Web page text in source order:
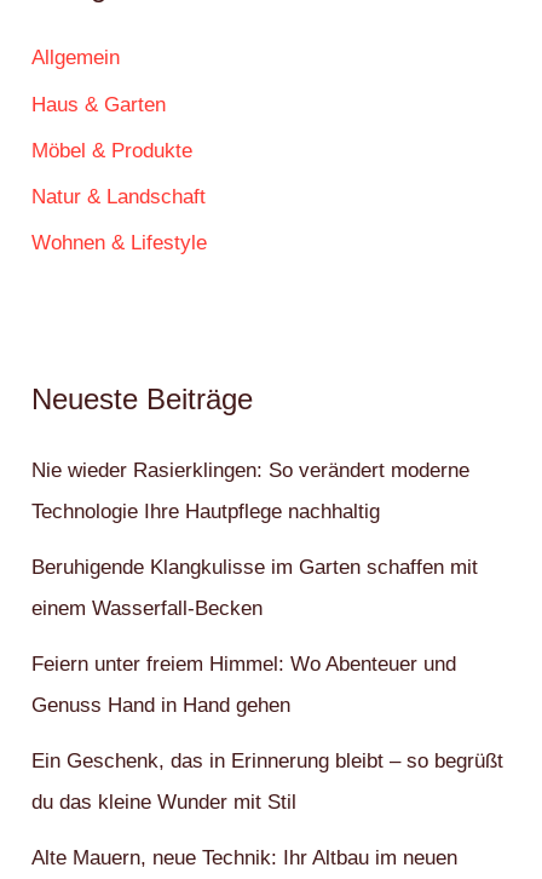
Allgemein
Haus & Garten
Möbel & Produkte
Natur & Landschaft
Wohnen & Lifestyle
Neueste Beiträge
Nie wieder Rasierklingen: So verändert moderne
Technologie Ihre Hautpflege nachhaltig
Beruhigende Klangkulisse im Garten schaffen mit
einem Wasserfall-Becken
Feiern unter freiem Himmel: Wo Abenteuer und
Genuss Hand in Hand gehen
Ein Geschenk, das in Erinnerung bleibt – so begrüßt
du das kleine Wunder mit Stil
Alte Mauern, neue Technik: Ihr Altbau im neuen